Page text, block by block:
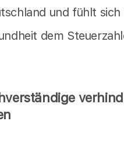
und fühlt sich
dem